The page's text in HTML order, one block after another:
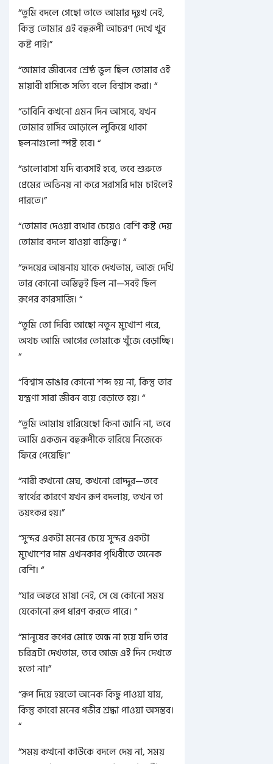
“তুমি বদলে গেছো তাতে আমার দুঃখ নেই,
কিন্তু তোমার এই বহুরূপী আচরণ দেখে খুব
কষ্ট পাই।”
“আমার জীবনের শ্রেষ্ঠ ভুল ছিল তোমার ওই
মায়াবী হাসিকে সত্যি বলে বিশ্বাস করা। “
“ভাবিনি কখনো এমন দিন আসবে, যখন
তোমার হাসির আড়ালে লুকিয়ে থাকা
ছলনাগুলো স্পষ্ট হবে। “
“ভালোবাসা যদি ব্যবসাই হবে, তবে শুরুতে
প্রেমের অভিনয় না করে সরাসরি দাম চাইলেই
পারতে।”
“তোমার দেওয়া ব্যথার চেয়েও বেশি কষ্ট দেয়
তোমার বদলে যাওয়া ব্যক্তিত্ব। “
“হৃদয়ের আয়নায় যাকে দেখতাম, আজ দেখি
তার কোনো অস্তিত্বই ছিল না—সবই ছিল
রূপের কারসাজি। “
“তুমি তো দিব্যি আছো নতুন মুখোশ পরে,
অথচ আমি আগের তোমাকে খুঁজে বেড়াচ্ছি।
“
“বিশ্বাস ভাঙার কোনো শব্দ হয় না, কিন্তু তার
যন্ত্রণা সারা জীবন বয়ে বেড়াতে হয়। “
“তুমি আমায় হারিয়েছো কিনা জানি না, তবে
আমি একজন বহুরূপীকে হারিয়ে নিজেকে
ফিরে পেয়েছি।”
“নারী কখনো মেঘ, কখনো রোদ্দুর—তবে
স্বার্থের কারণে যখন রূপ বদলায়, তখন তা
ভয়ংকর হয়।”
“সুন্দর একটা মনের চেয়ে সুন্দর একটা
মুখোশের দাম এখনকার পৃথিবীতে অনেক
বেশি। “
“যার অন্তরে মায়া নেই, সে যে কোনো সময়
যেকোনো রূপ ধারণ করতে পারে। “
“মানুষের রূপের মোহে অন্ধ না হয়ে যদি তার
চরিত্রটা দেখতাম, তবে আজ এই দিন দেখতে
হতো না।”
“রূপ দিয়ে হয়তো অনেক কিছু পাওয়া যায়,
কিন্তু কারো মনের গভীর শ্রদ্ধা পাওয়া অসম্ভব।
“
“সময় কখনো কাউকে বদলে দেয় না, সময়